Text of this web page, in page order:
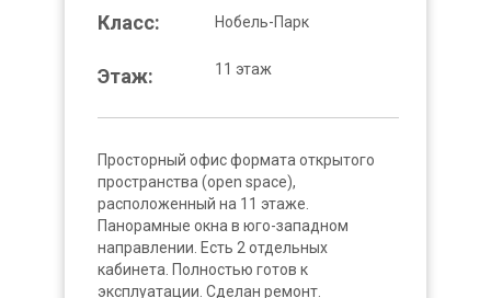
Класс: Нобель-Парк
Этаж: 11 этаж
Просторный офис формата открытого
пространства (open space),
расположенный на 11 этаже.
Панорамные окна в юго-западном
направлении. Есть 2 отдельных
кабинета. Полностью готов к
эксплуатации. Сделан ремонт.